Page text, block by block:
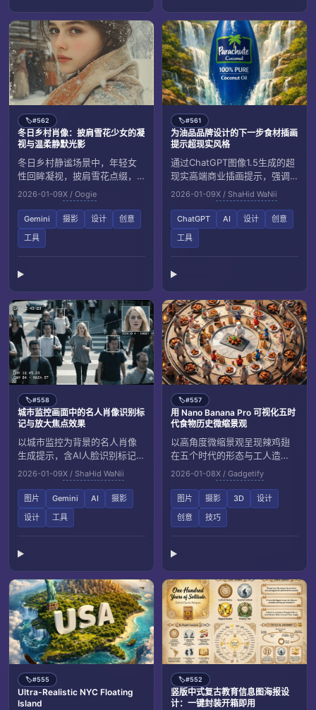
🏷️#562
冬日乡村肖像：披肩雪花少女的凝
视与温柔静默光影
冬日乡村静谧场景中，年轻女
性回眸凝视，披肩雪花点缀，
呈现自然质感与温暖对比。画
面采用柔和漫射光与浅景深，
呈现电影质感。
2026-01-09X / Oogie
Gemini 摄影 设计
创意
工具
🏷️#561
为油品品牌设计的下一步食材插画
提示超现实风格
通过ChatGPT图像1.5生成的超
现实高端商业插画提示，强调
将产品瓶身嵌入由核心成分构
成的自然景观，并给出下一步
食材创意。
2026-01-09X / ShaHid WaNii
ChatGPT AI 设计
创意
工具
🏷️#558
城市监控画面中的名人肖像识别标
记与放大焦点效果
以城市监控为背景的名人肖像
生成提示，含AI人脸识别标记、
放大焦点和低饱和冷色风格，
呈现多位明星在繁忙街头的动
态场景。
2026-01-09X / ShaHid WaNii
图片 Gemini AI
摄影
设计
工具
🏷️#557
用 Nano Banana Pro 可视化五时
代食物历史微缩景观
以高角度微缩景观呈现辣鸡翅
在五个时代的形态与工人造
型，强调层级分布、背景质感
与长影效果，输出为1:1、8K分
辨率的单图。
2026-01-08X / Gadgetify
图片 摄影 3D
设计
创意
技巧
🏷️#555
Ultra-Realistic NYC Floating
Island
🏷️#552
竖版中式复古教育信息图海报设
计：一键封装开箱即用